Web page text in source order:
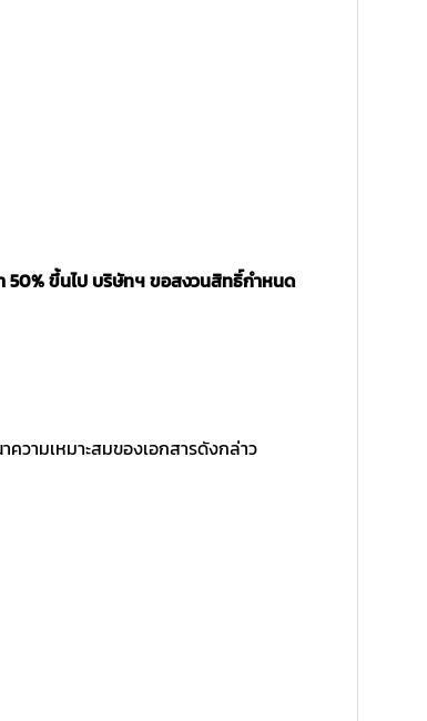
50% ขึ้นไป บริษัทฯ ขอสงวนสิทธิ์กำหนด
วามเหมาะสมของเอกสารดังกล่าว